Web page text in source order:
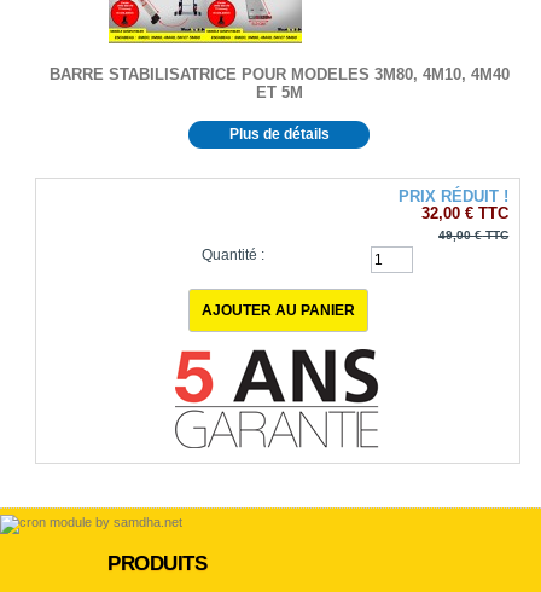
ENTRETIEN ESCABEAU TELESCOPIQUE
BARRE STABILISATRICE POUR MODELES 3M80, 4M10, 4M40
ET 5M
Plus de détails
PRIX RÉDUIT !
32,00 € TTC
49,00 €TTC
Quantité :
PRODUITS